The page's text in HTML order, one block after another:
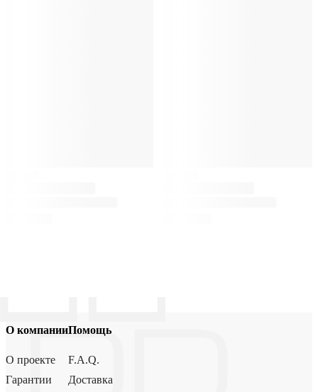
О компании
О проекте
Гарантии
Помощь
F.A.Q.
Доставка